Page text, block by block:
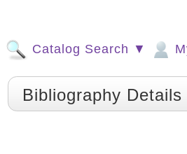
Catalog Search ▼
Bibliography Details